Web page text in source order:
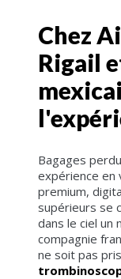
Chez
Rigail
Bagages
expérience en
premium,
supérieurs se
dans le ciel un
compagnie
ne soit pas